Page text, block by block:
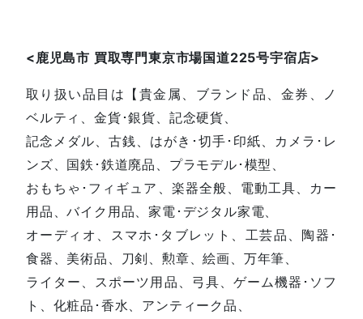
<鹿児島市 買取専門東京市場国道225号宇宿店>
取り扱い品目は【貴金属、ブランド品、金券、ノ
ベルティ、金貨･銀貨、記念硬貨、
記念メダル、古銭、はがき･切手･印紙、カメラ･レ
ンズ、国鉄･鉄道廃品、プラモデル･模型、
おもちゃ･フィギュア、楽器全般、電動工具、カー
用品、バイク用品、家電･デジタル家電、
オーディオ、スマホ･タブレット、工芸品、陶器･
食器、美術品、刀剣、勲章、絵画、万年筆、
ライター、スポーツ用品、弓具、ゲーム機器･ソフ
ト、化粧品･香水、アンティーク品、